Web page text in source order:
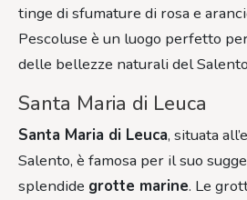
tinge di sfumature di rosa e
Pescoluse è un luogo perfetto
delle bellezze naturali del
Santa Maria di Leuca
Santa Maria di Leuca, situata
Salento, è famosa per il suo
splendide grotte marine. Le